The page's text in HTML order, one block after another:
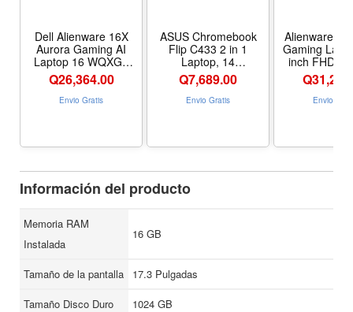
Dell Alienware 16X
Aurora Gaming AI
Laptop 16 WQXGA
240Hz (100% DCI-P3)
Intel 24-core Ultra 9
275HX 32GB RAM
Win11Pro - Tamaño
Q26,364.00
Envio Gratis
ASUS Chromebook
Flip C433 2 in 1
Laptop, 14
Touchscreen FHD
NanoEdge Display,
Intel Core m3-8100Y
Silver, Chrome OS,
Q7,689.00
Envio Gratis
Alienware
Gaming
inch FHD+
1200)
Display,
9-7845HX,
Premium
Q
Envio
Información del producto
Memoria RAM
Instalada
16 GB
Tamaño de la pantalla
17.3 Pulgadas
Tamaño Disco Duro
1024 GB